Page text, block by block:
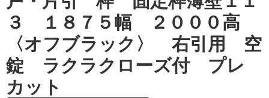
３ １８７５幅 ２０００高
〈オフブラック〉 右引用 空
錠 ラクラクローズ付 プレ
カット